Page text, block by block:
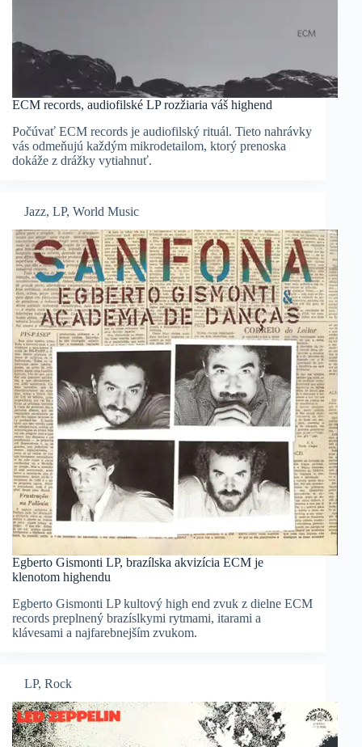
ECM records, audiofilské LP rozžiaria váš highend
Počúvať ECM records je audiofilský rituál. Tieto nahrávky
vás odmeňujú každým mikrodetailom, ktorý prenoska
dokáže z drážky vytiahnuť.
Jazz, LP, World Music
Egberto Gismonti LP, brazílska akvizícia ECM je
klenotom highendu
Egberto Gismonti LP kultový high end zvuk z dielne ECM
records preplnený brazíslkymi rytmami, itarami a
klávesami a najfarebnejším zvukom.
LP, Rock